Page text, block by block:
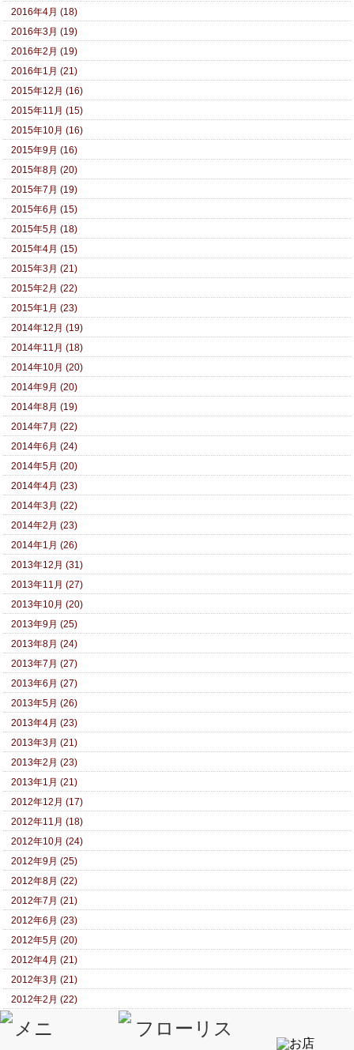
2016年4月 (18)
2016年3月 (19)
2016年2月 (19)
2016年1月 (21)
2015年12月 (16)
2015年11月 (15)
2015年10月 (16)
2015年9月 (16)
2015年8月 (20)
2015年7月 (19)
2015年6月 (15)
2015年5月 (18)
2015年4月 (15)
2015年3月 (21)
2015年2月 (22)
2015年1月 (23)
2014年12月 (19)
2014年11月 (18)
2014年10月 (20)
2014年9月 (20)
2014年8月 (19)
2014年7月 (22)
2014年6月 (24)
2014年5月 (20)
2014年4月 (23)
2014年3月 (22)
2014年2月 (23)
2014年1月 (26)
2013年12月 (31)
2013年11月 (27)
2013年10月 (20)
2013年9月 (25)
2013年8月 (24)
2013年7月 (27)
2013年6月 (27)
2013年5月 (26)
2013年4月 (23)
2013年3月 (21)
2013年2月 (23)
2013年1月 (21)
2012年12月 (17)
2012年11月 (18)
2012年10月 (24)
2012年9月 (25)
2012年8月 (22)
2012年7月 (21)
2012年6月 (23)
2012年5月 (20)
2012年4月 (21)
2012年3月 (21)
2012年2月 (22)
2012年1月 (22)
2011年12月 (17)